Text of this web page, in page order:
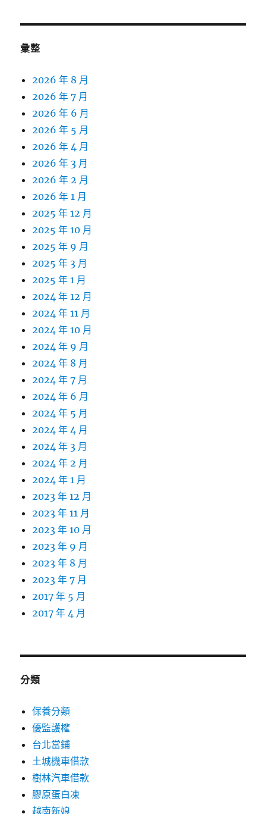
彙整
2026 年 8 月
2026 年 7 月
2026 年 6 月
2026 年 5 月
2026 年 4 月
2026 年 3 月
2026 年 2 月
2026 年 1 月
2025 年 12 月
2025 年 10 月
2025 年 9 月
2025 年 3 月
2025 年 1 月
2024 年 12 月
2024 年 11 月
2024 年 10 月
2024 年 9 月
2024 年 8 月
2024 年 7 月
2024 年 6 月
2024 年 5 月
2024 年 4 月
2024 年 3 月
2024 年 2 月
2024 年 1 月
2023 年 12 月
2023 年 11 月
2023 年 10 月
2023 年 9 月
2023 年 8 月
2023 年 7 月
2017 年 5 月
2017 年 4 月
分類
保養分類
優監護權
台北當鋪
土城機車借款
樹林汽車借款
膠原蛋白凍
越南新娘